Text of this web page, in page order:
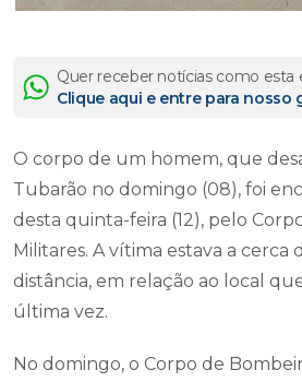
Quer receber notícias como esta
Clique aqui e entre para nosso
O corpo de um homem, que
Tubarão no domingo (08), foi
desta quinta-feira (12), pelo
Militares. A vítima estava a cerca
distância, em relação ao local
última vez.
No domingo, o Corpo de